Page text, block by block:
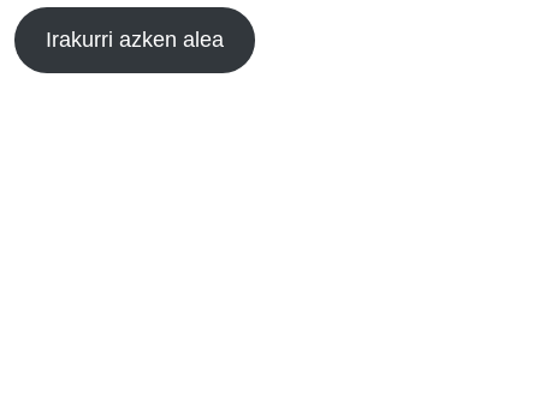
Irakurri azken alea